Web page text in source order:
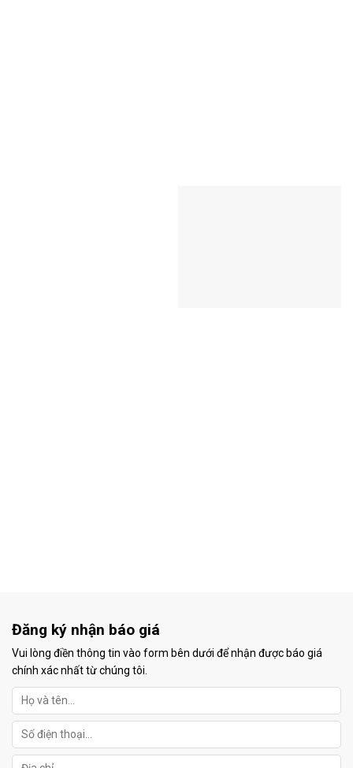
Đăng ký nhận báo giá
Vui lòng điền thông tin vào form bên dưới để nhận được báo giá
chính xác nhất từ chúng tôi.